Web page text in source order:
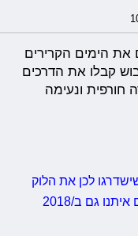
את הימים הקרירים
קבלו את הדרכים
חורפית ונעימה
לכן את הלוק
גם ב/2018